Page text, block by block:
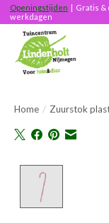
Openingstijden | Gratis &
werkdagen
Home / Zuurstok